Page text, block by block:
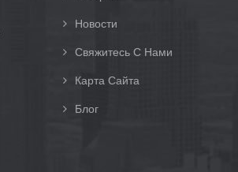
Новости
Свяжитесь С Нами
Карта Сайта
Блог